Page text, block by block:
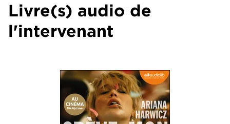
Livre(s) audio de
l'intervenant